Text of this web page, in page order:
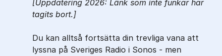
[Uppdatering 2026: Länk som inte funkar har
tagits bort.]
Du kan alltså fortsätta din trevliga vana att
lyssna på Sveriges Radio i Sonos - men